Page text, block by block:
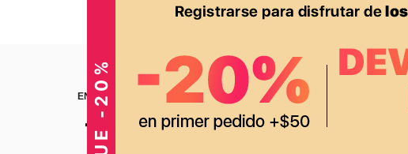
ENCUÉNTRANOS EN APP